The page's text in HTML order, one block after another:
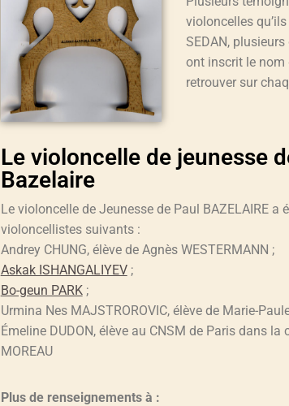
violoncelles
SEDAN,
ont inscrit le nom
retrouver sur
Le violoncelle de jeunesse
Bazelaire
Le violoncelle de Jeunesse de Paul BAZELAIRE a
violoncellistes suivants :
Andrey CHUNG, élève de Agnès WESTERMANN ;
Askak ISHANGALIYEV;
Bo-geun PARK;
Urmina Nes MAJSTROROVIC, élève de Marie-
Émeline DUDON, élève au CNSM de Paris dans la
MOREAU
Plus de renseignements à :